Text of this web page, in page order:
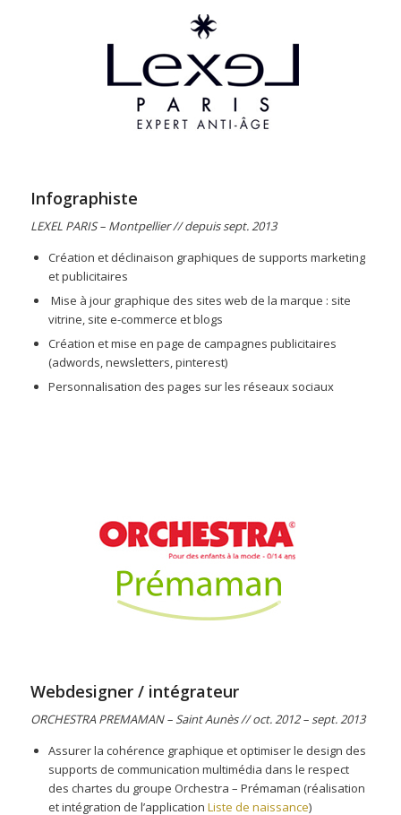
Infographiste
LEXEL PARIS – Montpellier // depuis sept. 2013
Création et déclinaison graphiques de supports marketing
et publicitaires
Mise à jour graphique des sites web de la marque : site
vitrine, site e-commerce et blogs
Création et mise en page de campagnes publicitaires
(adwords, newsletters, pinterest)
Personnalisation des pages sur les réseaux sociaux
Webdesigner / intégrateur
ORCHESTRA PREMAMAN – Saint Aunès // oct. 2012 – sept. 2013
Assurer la cohérence graphique et optimiser le design des
supports de communication multimédia dans le respect
des chartes du groupe Orchestra – Prémaman (réalisation
et intégration de l’application Liste de naissance)